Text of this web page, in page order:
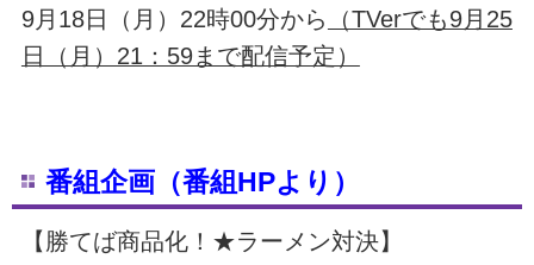
9月18日（月）22時00分から
（TVerでも9月25
日（月）21：59まで配信予定）
番組企画（番組HPより）
【勝てば商品化！★ラーメン対決】